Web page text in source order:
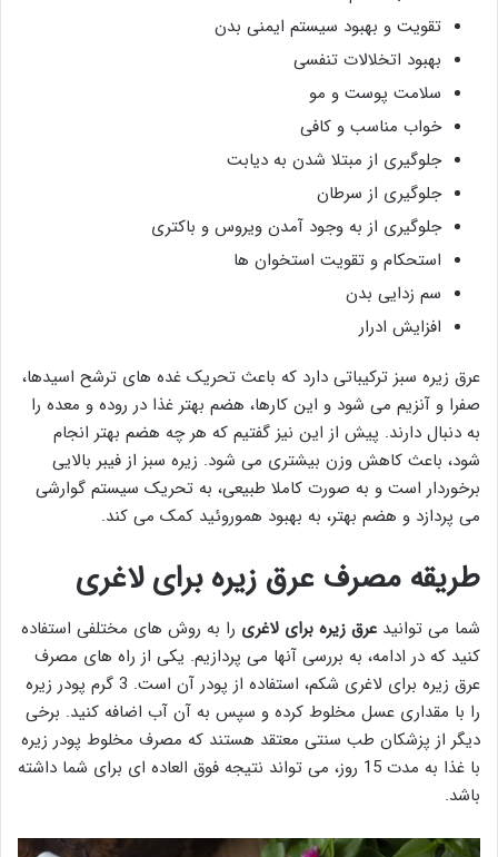
تقویت و بهبود سیستم ایمنی بدن
بهبود اتخلالات تنفسی
سلامت پوست و مو
خواب مناسب و کافی
جلوگیری از مبتلا شدن به دیابت
جلوگیری از سرطان
جلوگیری از به وجود آمدن ویروس و باکتری
استحکام و تقویت استخوان ها
سم زدایی بدن
افزایش ادرار
عرق زیره سبز ترکیباتی دارد که باعث تحریک غده های ترشح اسیدها،
صفرا و آنزیم می شود و این کارها، هضم بهتر غذا در روده و معده را
به دنبال دارند. پیش از این نیز گفتیم که هر چه هضم بهتر انجام
شود، باعث کاهش وزن بیشتری می شود. زیره سبز از فیبر بالایی
برخوردار است و به صورت کاملا طبیعی، به تحریک سیستم گوارشی
می پردازد و هضم بهتر، به بهبود هموروئید کمک می کند.
طریقه مصرف عرق زیره برای لاغری
شما می توانید عرق زیره برای لاغری را به روش های مختلفی استفاده
کنید که در ادامه، به بررسی آنها می پردازیم. یکی از راه های مصرف
عرق زیره برای لاغری شکم، استفاده از پودر آن است. 3 گرم پودر زیره
را با مقداری عسل مخلوط کرده و سپس به آن آب اضافه کنید. برخی
دیگر از پزشکان طب سنتی معتقد هستند که مصرف مخلوط پودر زیره
با غذا به مدت 15 روز، می تواند نتیجه فوق العاده ای برای شما داشته
باشد.